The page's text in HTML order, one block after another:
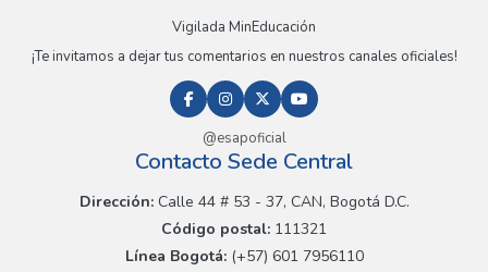
Vigilada MinEducación
¡Te invitamos a dejar tus comentarios en nuestros canales oficiales!
@esapoficial
Contacto Sede Central
Dirección:Calle 44 # 53 - 37, CAN, Bogotá D.C.
Código postal: 111321
Línea Bogotá:(+57) 601 7956110